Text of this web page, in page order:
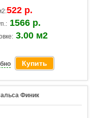
522 р.
1566 р.
3.00 м2
Купить
Финик